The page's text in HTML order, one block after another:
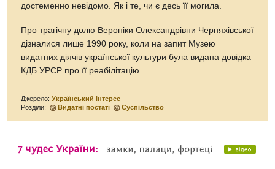
достеменно невідомо. Як і те, чи є десь її могила.
Про трагічну долю Вероніки Олександрівни Черняхівської
дізналися лише 1990 року, коли на запит Музею
видатних діячів української культури була видана довідка
КДБ УРСР про її реабілітацію...
Джерело:Український інтерес
Розділи:
Видатні постаті Суспільство